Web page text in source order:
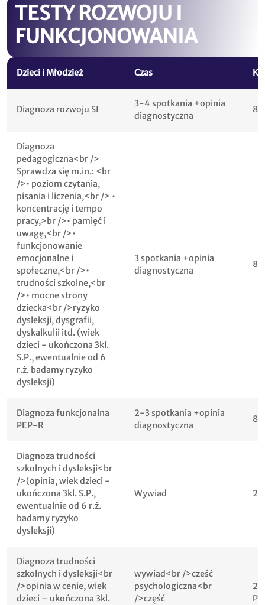
TESTY ROZWOJU I
FUNKCJONOWANIA
Dzieci i Młodzież Czas
Diagnoza rozwoju SI
3-4 spotkania +opinia
diagnostyczna
Diagnoza
pedagogiczna<br />
Sprawdza się m.in.: <br
/>• poziom czytania,
pisania i liczenia,<br /> •
koncentrację i tempo
pracy,>br />• pamięć i
uwagę,<br />•
funkcjonowanie
emocjonalne i
społeczne,<br />•
trudności szkolne,<br
/>• mocne strony
dziecka<br />ryzyko
dysleksji, dysgrafii,
dyskalkulii itd. (wiek
dzieci - ukończona 3kl.
S.P., ewentualnie od 6
r.ż. badamy ryzyko
dysleksji)
3 spotkania +opinia
diagnostyczna
Diagnoza funkcjonalna
PEP-R
2-3 spotkania +opinia
diagnostyczna
Diagnoza trudności
szkolnych i dysleksji<br
/>(opinia, wiek dzieci -
ukończona 3kl. S.P.,
ewentualnie od 6 r.ż.
badamy ryzyko
dysleksji)
Wywiad
Diagnoza trudności
szkolnych i dysleksji<br
/>opinia w cenie, wiek
dzieci – ukończona 3kl.
wywiad<br />cześć
psychologiczna<br
/>część